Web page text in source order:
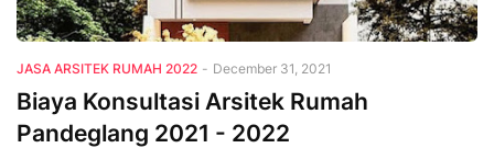
JASA ARSITEK RUMAH 2022 - December 31, 2021
Biaya Konsultasi Arsitek Rumah
Pandeglang 2021 - 2022